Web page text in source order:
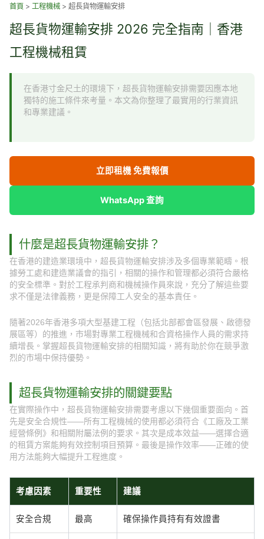
首頁 > 工程機械 > 超長貨物運輸安排
超長貨物運輸安排 2026 完全指南｜香港
工程機械租賃
在香港寸金尺土的環境下，超長貨物運輸安排需要因應本地
獨特的施工條件來考量。本文為你整理了最實用的行業資訊
和專業建議。
立即租機 免費報價
WhatsApp 查詢
什麼是超長貨物運輸安排？
在香港的建造業環境中，超長貨物運輸安排涉及多個專業範疇。根
據勞工處和建造業議會的指引，相關的操作和管理都必須符合嚴格
的安全標準。對於工程承判商和機械操作員來說，充分了解這些要
求不僅是法律義務，更是保障工人安全的基本責任。
隨著2026年香港多項大型基建工程（包括北部都會區發展、啟德發
展區等）的推進，市場對專業工程機械和合資格操作人員的需求持
續增長。掌握超長貨物運輸安排的相關知識，將有助於你在競爭激
烈的市場中保持優勢。
超長貨物運輸安排的關鍵要點
在實際操作中，超長貨物運輸安排需要考慮以下幾個重要面向。首
先是安全合規性——所有工程機械的使用都必須符合《工廠及工業
經營條例》和相關附屬法例的要求。其次是成本效益——選擇合適
的租賃方案能夠有效控制項目預算。最後是操作效率——正確的使
用方法能夠大幅提升工程進度。
考慮因素 重要性 建議
安全合規 最高 確保操作員持有有效證書